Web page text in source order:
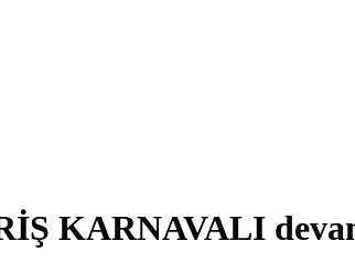
KARNAVALI